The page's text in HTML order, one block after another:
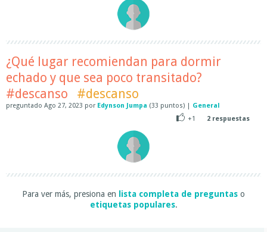
¿Qué lugar recomiendan para dormir
echado y que sea poco transitado?
#descanso
#descanso
preguntado Ago 27, 2023 por Edynson Jumpa (33 puntos) | General
+1
2 respuestas
Para ver más, presiona en lista completa de preguntas o
etiquetas populares.